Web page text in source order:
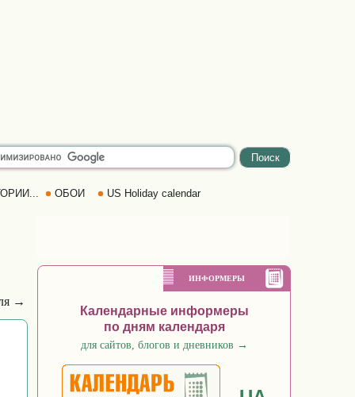
ОБОИ US Holiday calendar
→
ИНФОРМЕРЫ
Календарные информеры
по дням календаря
для сайтов, блогов и дневников →